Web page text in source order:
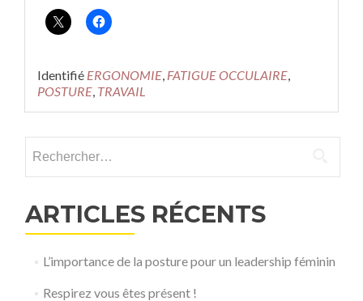
surComment
de
vos
préserve
Identifié ERGONOMIE, FATIGUE OCCULAIRE,
POSTURE, TRAVAIL
ARTICLES RÉCENTS
L’importance de la posture pour un leadership féminin
Respirez vous êtes présent !